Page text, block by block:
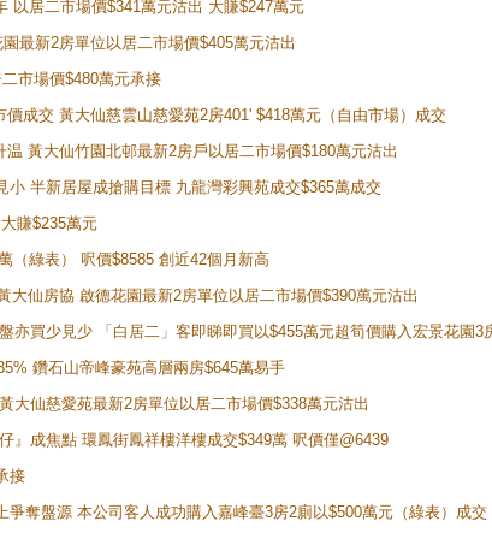
以居二市場價$341萬元沽出 大賺$247萬元
最新2房單位以居二市場價$405萬元沽出
市場價$480萬元承接
成交 黃大仙慈雲山慈愛苑2房401' $418萬元（自由市場）成交
黃大仙竹園北邨最新2房戶以居二市場價$180萬元沽出
半新居屋成搶購目標 九龍灣彩興苑成交$365萬成交
賺$235萬元
（綠表） 呎價$8585 創近42個月新高
仙房協 啟德花園最新2房單位以居二市場價$390萬元沽出
亦買少見少 「白居二」客即睇即買以$455萬元超筍價購入宏景花園3
鑽石山帝峰豪苑高層兩房$645萬易手
大仙慈愛苑最新2房單位以居二市場價$338萬元沽出
』成焦點 環鳳街鳳祥樓洋樓成交$349萬 呎價僅@6439
接
奪盤源 本公司客人成功購入嘉峰臺3房2廁以$500萬元（綠表）成交